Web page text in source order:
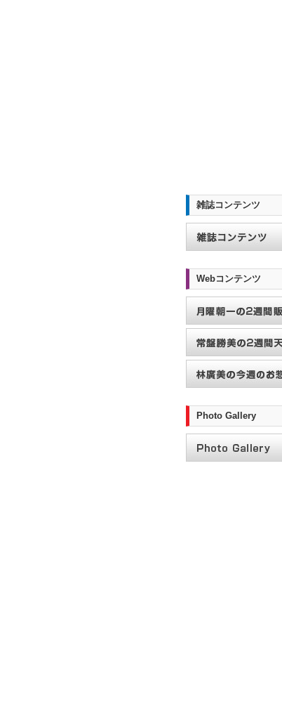
雑誌コンテンツ
Webコンテンツ
Photo Gallery